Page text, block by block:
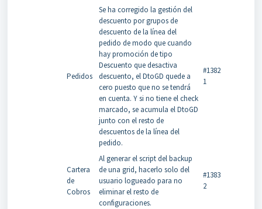
Pedidos
Se ha corregido la gestión del
descuento por grupos de
descuento de la línea del
pedido de modo que cuando
hay promoción de tipo
Descuento que desactiva
descuento, el DtoGD quede a
cero puesto que no se tendrá
en cuenta. Y si no tiene el check
marcado, se acumula el DtoGD
junto con el resto de
descuentos de la línea del
pedido.
#1382
1
Cartera
de
Cobros
Al generar el script del backup
de una grid, hacerlo solo del
usuario logueado para no
eliminar el resto de
configuraciones.
#1383
2